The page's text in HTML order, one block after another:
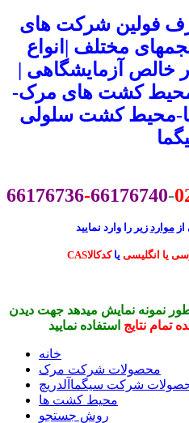
فولین شرکت های
مختلف |انواع
خالص آزمایشگاهی |
محیط کشت های مرک-
محیط کشت سلولی
-
66176740
-
66176736
ازموارد زیر را وارد نمایید
یا انگلیسی یاکدکالا
نمونه نمایش میدهد جهت دیدن
تمام نتایج استفاده نمایید
خانه
محصولات شرکت مرک
شرکت سیگماآلدریچ
محیط کشت ها
روش جستجو